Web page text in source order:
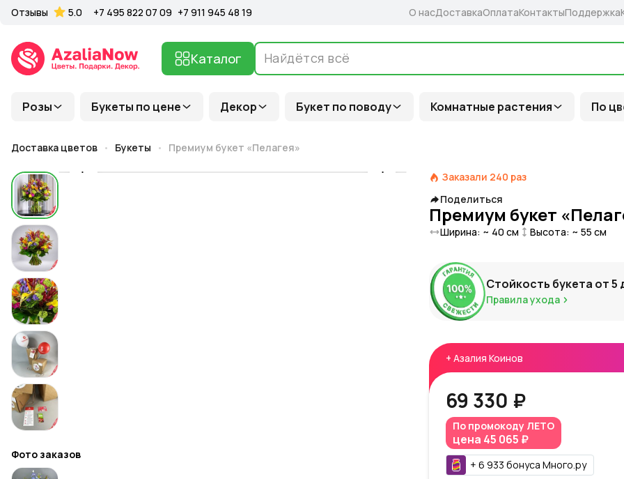
Розы Букеты по цене Декор Букет по поводу Комнатные растения По
Каталог
Отзывы 5.0 +7 495 822 07 09 +7 911 945 48 19 О насДоставкаОплатаКонтактыПоддержка
Доставка цветов Букеты Премиум букет «Пелагея»
Фото заказов
Заказали 240 раз
Поделиться
Премиум букет
Ширина: ~ 40 см Высота: ~ 55 см
Стойкость букета от5
Правила ухода
+ Азалия Коинов
69 330 ₽
По промокоду ЛЕТО
цена 45 065 ₽
+ 6 933 бонуса Много.ру